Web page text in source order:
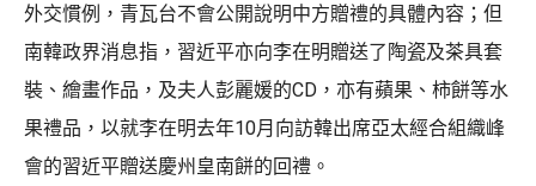
外交慣例，青瓦台不會公開說明中方贈禮的具體內容；但
南韓政界消息指，習近平亦向李在明贈送了陶瓷及茶具套
裝、繪畫作品，及夫人彭麗媛的CD，亦有蘋果、柿餅等水
果禮品，以就李在明去年10月向訪韓出席亞太經合組織峰
會的習近平贈送慶州皇南餅的回禮。